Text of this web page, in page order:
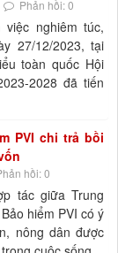
Phản hồi: 0
nghiêm túc,
27/12/2023, tại
toàn quốc Hội
2028 đã tiến
PVI chi trả bồi
hồi: 0
tác giữa Trung
hiểm PVI có ý
nông dân được